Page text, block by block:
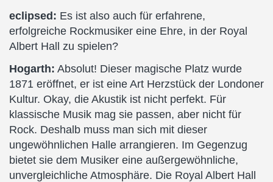
eclipsed: Es ist also auch für erfahrene,
erfolgreiche Rockmusiker eine Ehre, in der Royal
Albert Hall zu spielen?
Hogarth: Absolut! Dieser magische Platz wurde
1871 eröffnet, er ist eine Art Herzstück der Londoner
Kultur. Okay, die Akustik ist nicht perfekt. Für
klassische Musik mag sie passen, aber nicht für
Rock. Deshalb muss man sich mit dieser
ungewöhnlichen Halle arrangieren. Im Gegenzug
bietet sie dem Musiker eine außergewöhnliche,
unvergleichliche Atmosphäre. Die Royal Albert Hall